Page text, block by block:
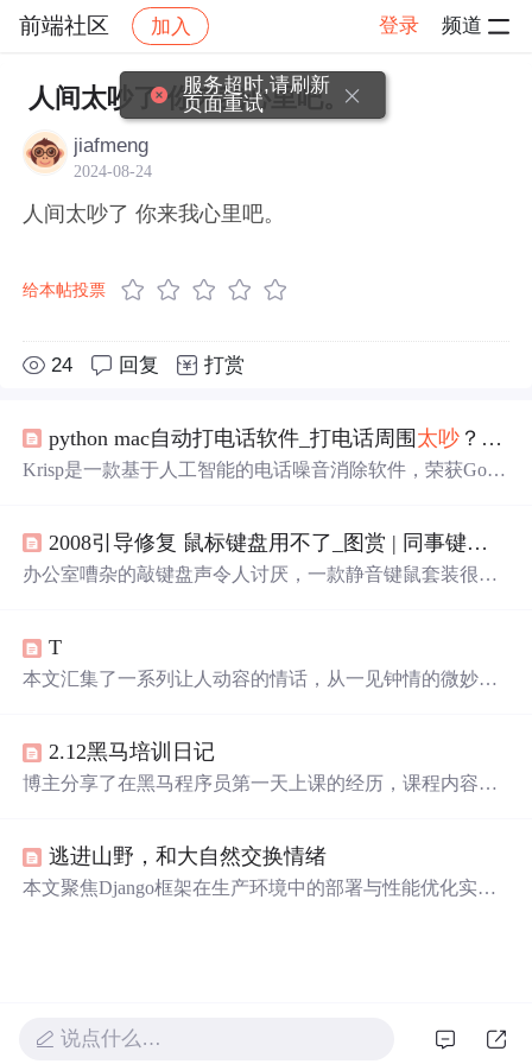
前端社区 加入 登录 频道
社区 前端社区 感慨 帖子详情
人间太吵了 你来我心里吧。
jiafmeng
2024-08-24
人间太吵了 你来我心里吧。
给本帖投票
24 回复 打赏
python mac自动打电话软件_打电话周围 太吵 ？这款软件为你过滤烦人的噪音
Krisp是一款基于人工智能的电话噪音消除软件，荣获Gold
外，还介绍了Chrome插件SmartTabMute用于静音无关网页
声音，以及Mac应用Muzzle阻止屏幕共享时的尴尬通知弹
2008引导修复 鼠标键盘用不了_图赏 | 同事键盘
办公室嘈杂的敲键盘声令人讨厌，一款静音键鼠套装很有
键盘全尺寸，有多媒体快捷键、角度调节和防泼溅设计，
鼠标贴合手型，采用无线连接，电池续航久。
T
本文汇集了一系列让人动容的情话，从一见钟情的微妙到
都能触动人心。
2.12黑马培训日记
博主分享了在黑马程序员第一天上课的经历，课程内容尚
扫。食堂物美价廉，设施有待完善。
逃进山野，和大自然交换情绪
本文聚焦Django框架在生产环境中的部署与性能优化实
说点什么…
服务超时,请刷新
页面重试